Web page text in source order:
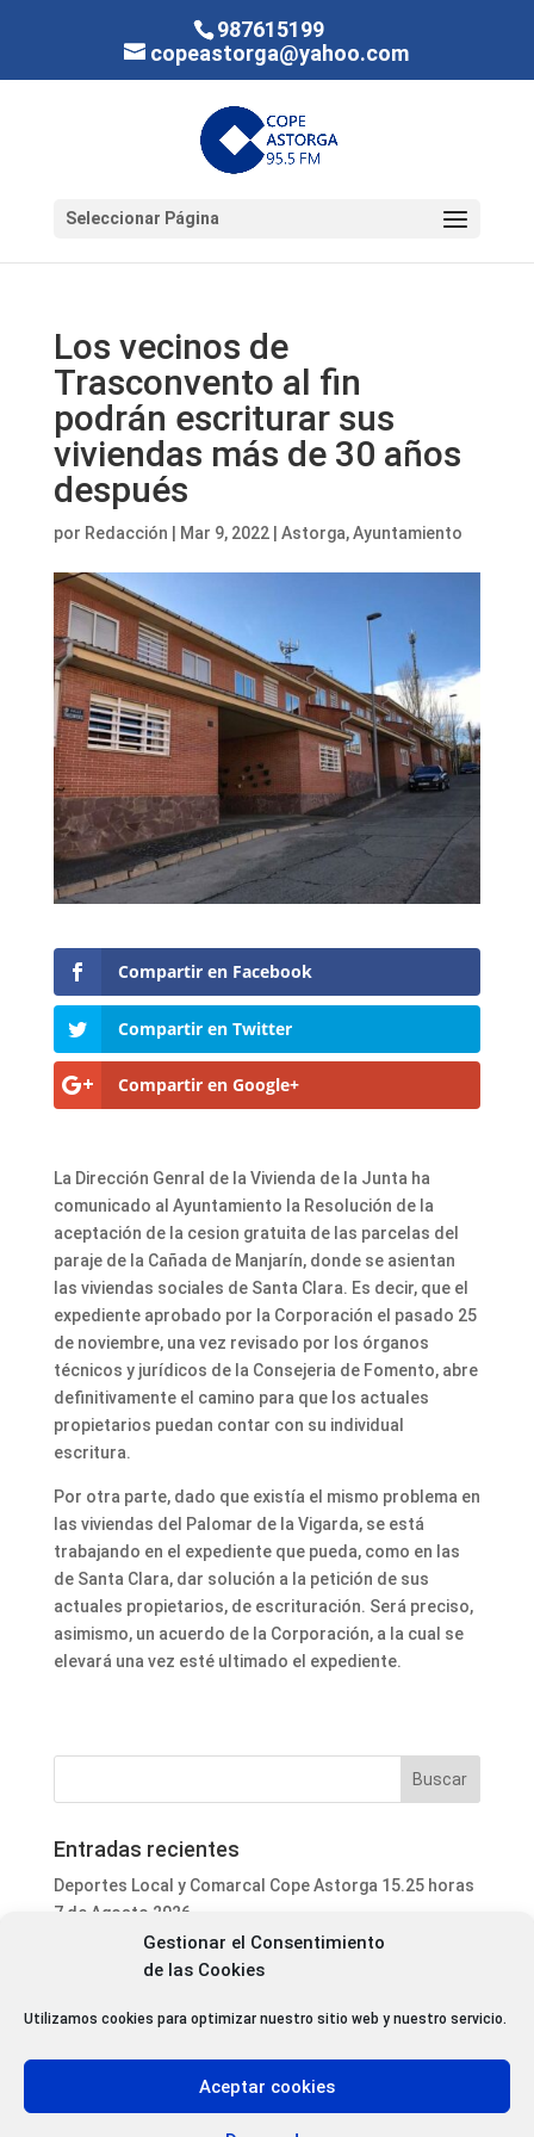
Gestionar el Consentimiento
de las Cookies
Utilizamos cookies para optimizar nuestro sitio web y nuestro servicio.
Aceptar cookies
987615199
copeastorga@yahoo.com
Seleccionar Página
Los vecinos de
Trasconvento al fin
podrán escriturar sus
viviendas más de 30 años
después
por Redacción Mar 9, 2022| Astorga,Ayuntamiento
Compartir en Facebook
Compartir en Twitter
Compartir en Google+
La Dirección Genral de la Vivienda de la Junta ha
comunicado al Ayuntamiento la Resolución de la
aceptación de la cesion gratuita de las parcelas del
paraje de la Cañada de Manjarín, donde se asientan
las viviendas sociales de Santa Clara. Es decir, que el
expediente aprobado por la Corporación el pasado 25
de noviembre, una vez revisado por los órganos
técnicos y jurídicos de la Consejeria de Fomento, abre
definitivamente el camino para que los actuales
propietarios puedan contar con su individual
escritura.
Por otra parte, dado que existía el mismo problema en
las viviendas del Palomar de la Vigarda, se está
trabajando en el expediente que pueda, como en las
de Santa Clara, dar solución a la petición de sus
actuales propietarios, de escrituración. Será preciso,
asimismo, un acuerdo de la Corporación, a la cual se
elevará una vez esté ultimado el expediente.
Entradas recientes
Deportes Local y Comarcal Cope Astorga 15.25 horas
7 de Agosto 2026
Informativo Mediodía Cope Astorga 14.20 horas 7 de
Agosto 2026
San Justo de la Vega acoge este fin de semana un
Programa Local Cope Astorga 7 de Agosto 2026